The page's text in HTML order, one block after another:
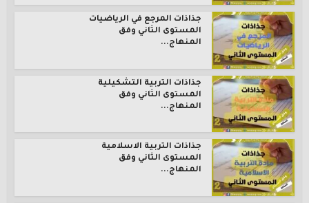
جذاذات المرجع في الرياضيات
المستوى الثاني وفق
المنهاج...
جذاذات التربية التشكيلية
المستوى الثاني وفق
المنهاج...
جذاذات التربية الاسلامية
المستوى الثاني وفق
المنهاج...